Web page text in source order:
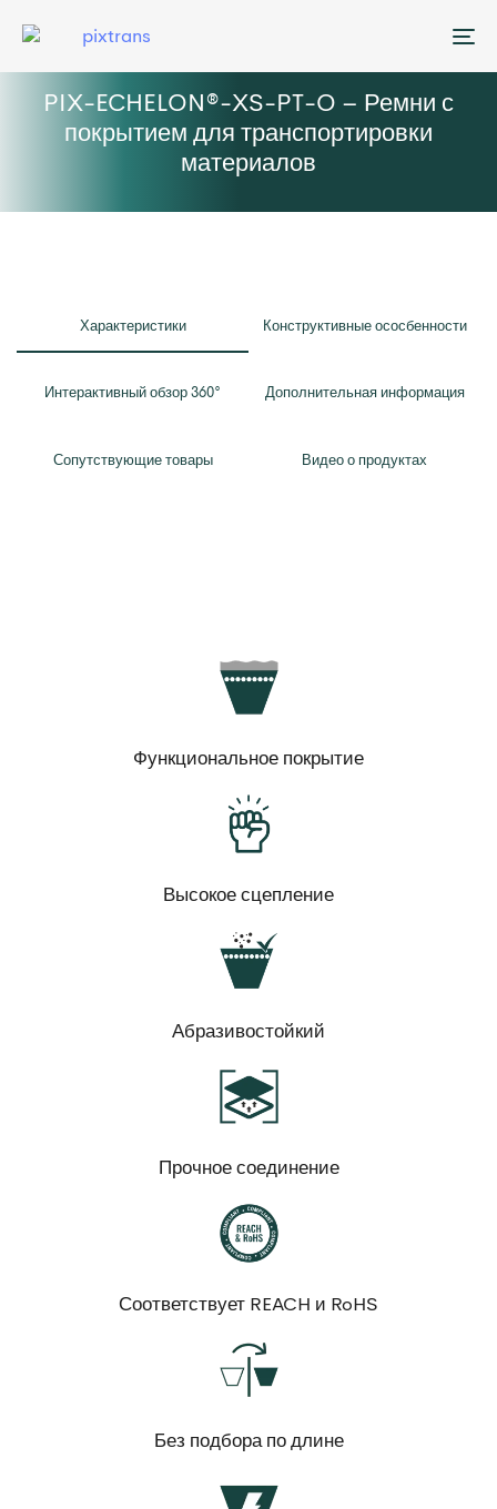
PIX-ECHELON®-XS-PT-O – Ремни с
покрытием для транспортировки
материалов
Характеристики Конструктивные ососбенности
Интерактивный обзор 360° Дополнительная информация
Сопутствующие товары Видео о продуктах
Функциональное покрытие
Высокое сцепление
Абразивостойкий
Прочное соединение
Соответствует REACH и RoHS
Без подбора по длине